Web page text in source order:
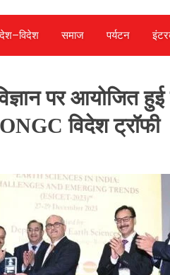
देश—विदेश समाज पर्यटन
पर आयोजित हुई
विदेश ट्रॉफी